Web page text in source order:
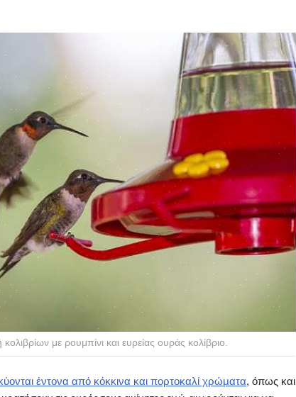
με ρουμπίνι και ευρείας ουράς κολίβριο.
έντονα από κόκκινα και πορτοκαλί χρώματα, όπως και